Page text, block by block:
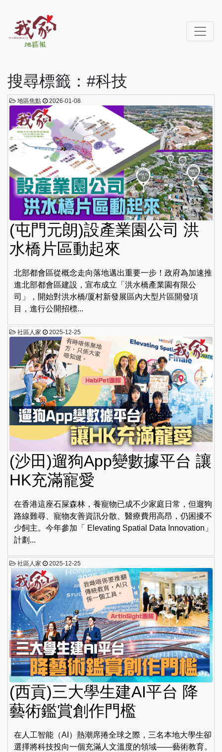
搜尋標籤：#科技
地區焦點 2026-01-08
(屯門元朗)設產業園公司 洪
水橋片區動起來
北部都會區從概念走向落地邁出重要一步！政府為加速推
進北部都會區建設，宣布成立「洪水橋產業園有限公
司」，開始對洪水橋/厦村新發展區內大型片區開發項
目，進行公開招標...
社區人家 2025-12-25
(沙田)遛狗App變數據平台 讓
HK充滿寵愛
在香港這座石屎森林，養寵物已成不少家庭日常，但遛狗
路線難尋、寵物友善資訊分散、醫療費用高昂，仍困擾不
少飼主。今年參加「 Elevating Spatial Data Innovation」
計劃...
社區人家 2025-12-25
(西貢)三大學生建AI平台 降
藝術鑑賞創作門檻
在人工智能（AI）熱潮席捲全球之際，三名本地大學生卻
選擇將科技投向一個充滿人文溫度的領域——藝術教育。